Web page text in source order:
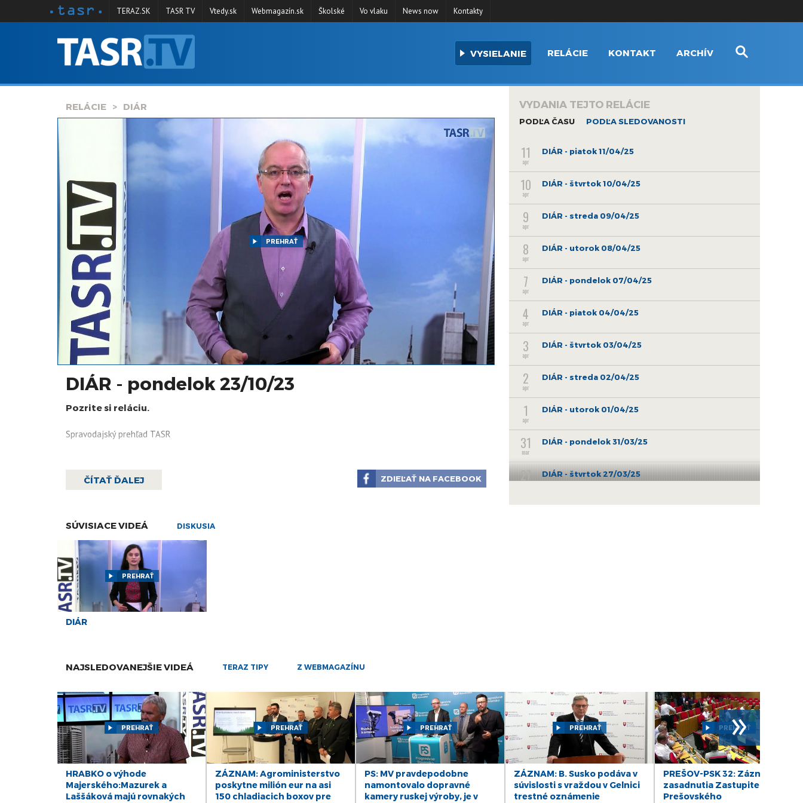
SPRAVODAJSTVO
KONTAKT
TERAZ.SK TASR TV Vtedy.sk Webmagazín.sk Školské Vo vlaku News now Kontakty
VYSIELANIE RELÁCIE KONTAKT ARCHÍV
RELÁCIE DIÁR
PREHRAŤ
DIÁR - pondelok 23/10/23
Pozrite si reláciu.
Spravodajský prehľad TASR
ČÍTAŤ ĎALEJ ZDIEĽAŤ NA FACEBOOK
VYDANIA TEJTO RELÁCIE
PODĽA ČASU PODĽA SLEDOVANOSTI
11
apr
DIÁR - piatok 11/04/25
10
apr
DIÁR - štvrtok 10/04/25
9
apr
DIÁR - streda 09/04/25
8
apr
DIÁR - utorok 08/04/25
7
apr
DIÁR - pondelok 07/04/25
4
apr
DIÁR - piatok 04/04/25
3
apr
DIÁR - štvrtok 03/04/25
2
apr
DIÁR - streda 02/04/25
1
apr
DIÁR - utorok 01/04/25
31
mar
DIÁR - pondelok 31/03/25
27 DIÁR - štvrtok 27/03/25
26 DIÁR - streda 26/03/25
17 DIÁR - pondelok 17/03/25
14 DIÁR - piatok 14/03/25
13
mar
DIÁR - štvrtok 13/03/25
SÚVISIACE VIDEÁ DISKUSIA
PREHRAŤ
DIÁR
NAJSLEDOVANEJŠIE VIDEÁ TERAZ TIPY Z WEBMAGAZÍNU
PREHRAŤ
HRABKO o výhode
Majerského:Mazurek a
Laššáková majú rovnakých
PREHRAŤ
ZÁZNAM: Agroministerstvo
poskytne milión eur na asi
150 chladiacich boxov pre
PREHRAŤ
PS: MV pravdepodobne
namontovalo dopravné
kamery ruskej výroby, je v
PREHRAŤ
ZÁZNAM: B. Susko podáva v
súvislosti s vraždou v Gelnici
trestné oznámenie
PREHRAŤ
PREŠOV-PSK 32: Záznam
zasadnutia Zastupiteľstva
Prešovského
»